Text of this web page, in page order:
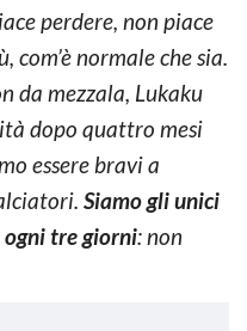
perdere, non piace
com’è normale che sia.
da mezzala, Lukaku
dopo quattro mesi
essere bravi a
Siamo gli unici
tre giorni: non